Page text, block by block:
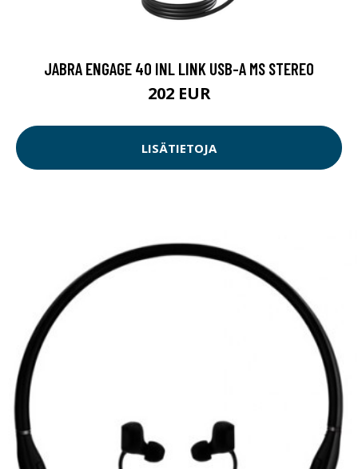
JABRA ENGAGE 40 INL LINK USB-A MS STEREO
202 EUR
LISÄTIETOJA